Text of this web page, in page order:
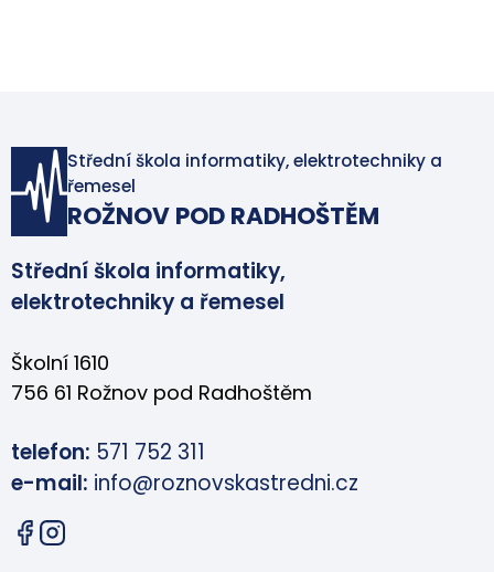
Střední škola informatiky, elektrotechniky a
řemesel
ROŽNOV POD RADHOŠTĚM
Střední škola informatiky,
elektrotechniky a řemesel
Školní 1610
756 61 Rožnov pod Radhoštěm
telefon: 571 752 311
e-mail: info@roznovskastredni.cz